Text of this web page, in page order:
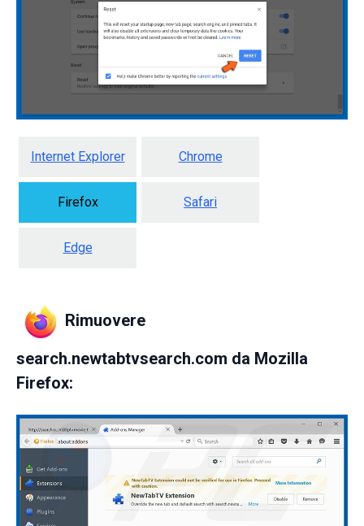
Internet Explorer Chrome
Firefox Safari
Edge
Rimuovere
search.newtabtvsearch.com da Mozilla
Firefox: